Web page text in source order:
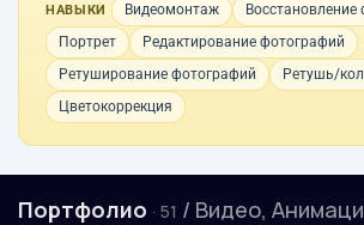
НАВЫКИ Видеомонтаж
Портрет
Редактирование фотографий
Ретуширование фотографий
Ретушь/
Цветокоррекция
Портфолио · 51 / Видео,